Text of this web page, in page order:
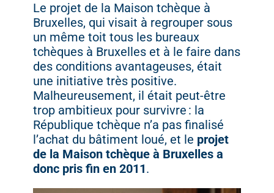
Le projet de la Maison tchèque à
Bruxelles, qui visait à regrouper sous
un même toit tous les bureaux
tchèques à Bruxelles et à le faire dans
des conditions avantageuses, était
une initiative très positive.
Malheureusement, il était peut-être
trop ambitieux pour survivre : la
République tchèque n’a pas finalisé
l’achat du bâtiment loué, et le projet
de la Maison tchèque à Bruxelles a
donc pris fin en 2011.